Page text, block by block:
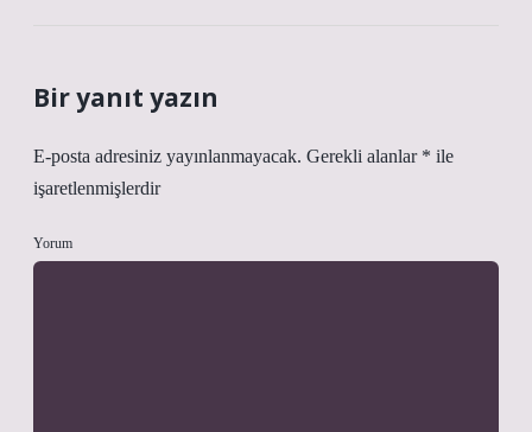
Bir yanıt yazın
E-posta adresiniz yayınlanmayacak. Gerekli alanlar * ile
işaretlenmişlerdir
Yorum